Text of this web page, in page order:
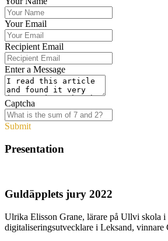
Your Email
Recipient Email
Enter a Message
Captcha
Submit
Presentation
Guldäpplets jury 2022
Ulrika Elisson Grane, lärare på Ullvi skola i
digitaliseringsutvecklare i Leksand, vinnare